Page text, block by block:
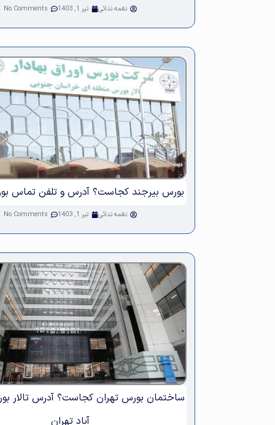
نغمه ندائی تیر 1, 1403 No Comments
بورس بیرجند کجاست؟ آدرس و تلفن تماس
نغمه ندائی تیر 1, 1403 No Comments
ساختمان بورس تهران کجاست؟ آدرس تالار
آباد تهران